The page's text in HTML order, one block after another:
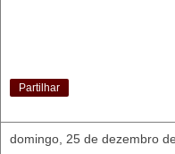
Partilhar
domingo, 25 de dezembro